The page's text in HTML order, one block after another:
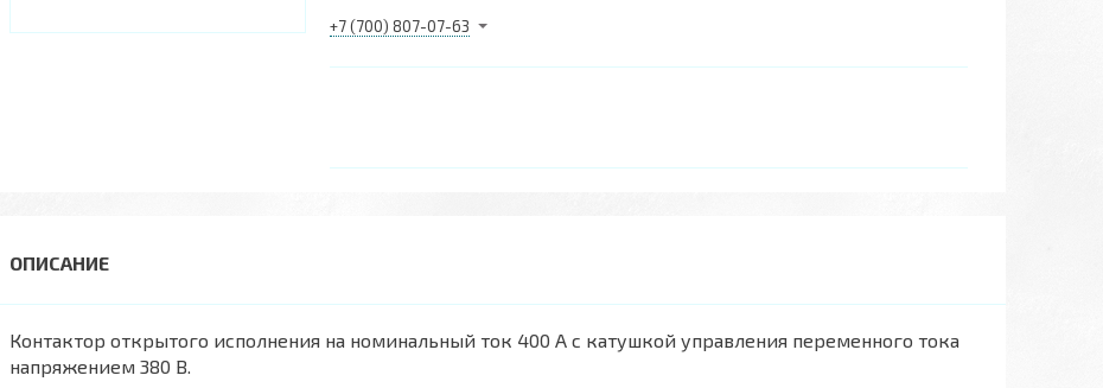
+7 (700) 807-07-63
Контактор открытого исполнения на номинальный ток 400 А с катушкой управления переменного тока
напряжением 380 В.